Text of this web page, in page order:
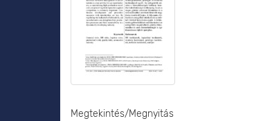
Megtekintés/Megnyitás